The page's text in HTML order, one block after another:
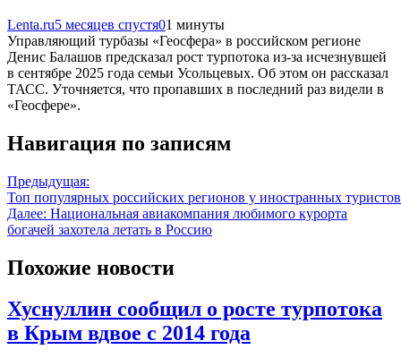
Lenta.ru5 месяцев спустя01 минуты
Управляющий турбазы «Геосфера» в российском регионе
Денис Балашов предсказал рост турпотока из-за исчезнувшей
в сентябре 2025 года семьи Усольцевых. Об этом он рассказал
ТАСС. Уточняется, что пропавших в последний раз видели в
«Геосфере».
Навигация по записям
Предыдущая:
Топ популярных российских регионов у иностранных туристов
Далее: Национальная авиакомпания любимого курорта
богачей захотела летать в Россию
Похожие новости
Хуснуллин сообщил о росте турпотока
в Крым вдвое с 2014 года